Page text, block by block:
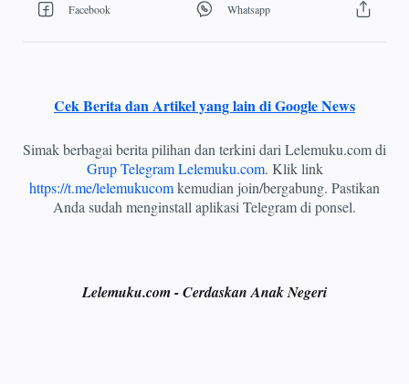
Cek Berita dan Artikel yang lain di Google News
Simak berbagai berita pilihan dan terkini dari Lelemuku.com di
Grup Telegram Lelemuku.com. Klik link
https://t.me/lelemukucomkemudian join/bergabung. Pastikan
Anda sudah menginstall aplikasi Telegram di ponsel.
Lelemuku.com - Cerdaskan Anak Negeri